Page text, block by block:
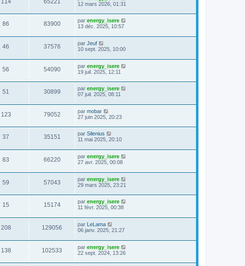
12 mars 2026, 01:31
86 83900 par energy_isere
13 déc. 2025, 10:57
46 37576 par Jeuf
10 sept. 2025, 10:00
56 54090 par energy_isere
19 juil. 2025, 12:11
51 30899 par energy_isere
07 juil. 2025, 08:11
123 79052 par mobar
27 juin 2025, 20:23
37 35151 par Silenius
11 mai 2025, 20:10
83 66220 par energy_isere
27 avr. 2025, 00:08
59 57043 par energy_isere
29 mars 2025, 23:21
15 15174 par energy_isere
11 févr. 2025, 00:38
208 129056 par LeLama
06 janv. 2025, 21:27
138 102533 par energy_isere
22 sept. 2024, 13:26